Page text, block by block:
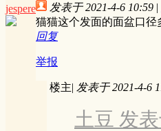
jespere 发表于 2021-4-6 10:59 |
猫猫这个发面的面盆口
回复
举报
楼主| 发表于 2021-4-6
土豆 发